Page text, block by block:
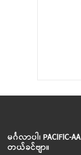
မင်္ဂလာပါ၊ PACIFIC-
တယ်ခင်ဗျာ။